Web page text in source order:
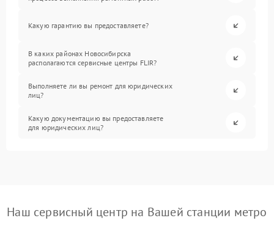
Какую гарантию вы предоставляете?
В каких районах Новосибирска
располагаются сервисные центры FLIR?
Выполняете ли вы ремонт для юридических
лиц?
Какую документацию вы предоставляете
для юридических лиц?
Наш сервисный центр на Вашей станции метро